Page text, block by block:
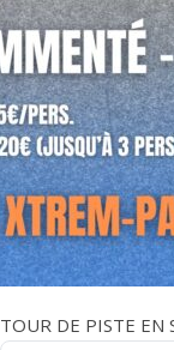
TOUR DE PISTE EN